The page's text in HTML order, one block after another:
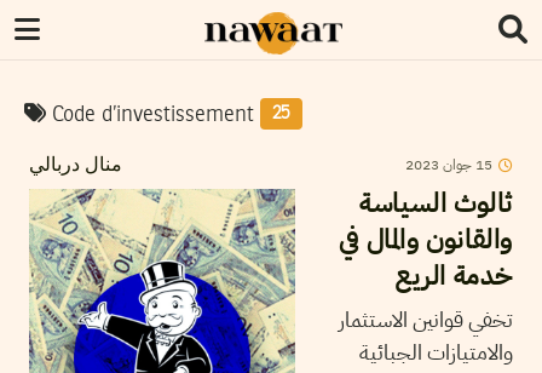
Code d’investissement 25
منال دربالي 15 جوان 2023
ثالوث السياسة
والقانون والمال في
خدمة الريع
تخفي قوانين الاستثمار
والامتيازات الجبائية